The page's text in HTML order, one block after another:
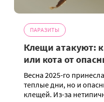
ПАРАЗИТЫ
Клещи атакуют:
или кота от
Весна 2025-го
теплые дни, но и
клещей. Из-за